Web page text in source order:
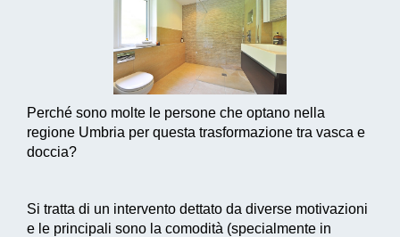
Perché sono molte le persone che optano nella
regione Umbria per questa trasformazione tra vasca e
doccia?
Si tratta di un intervento dettato da diverse motivazioni
e le principali sono la comodità (specialmente in